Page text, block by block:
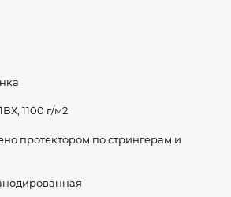
1100 г/м2
протектором по стрингерам и